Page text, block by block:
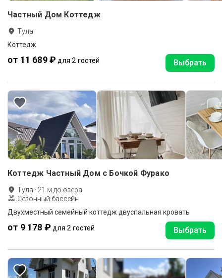
Частный Дом Коттедж
Тула
Коттедж
от 11 689 ₽ для 2 гостей Выбрать
Коттедж Частный Дом с Бочкой Фурако
Тула · 21 м до озера
Сезонный бассейн
Двухместный семейный коттедж двуспальная кровать
от 9 178 ₽ для 2 гостей Выбрать